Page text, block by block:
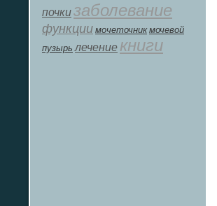
почкизаболевание
функции мοчеточник мочевой
пузырь лечение книги